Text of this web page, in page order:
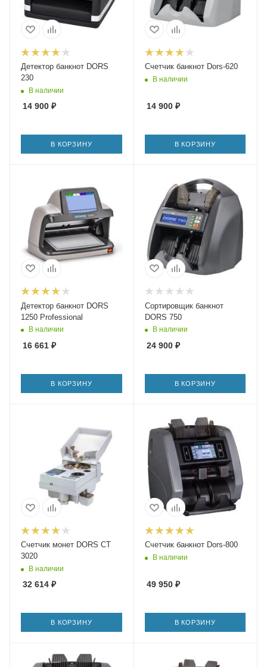
Детектор банкнот DORS
230
В наличии
14 900 ₽
В КОРЗИНУ
Счетчик банкнот Dors-620
В наличии
14 900₽
В КОРЗИНУ
Детектор банкнот DORS
1250 Professional
В наличии
16 661 ₽
В КОРЗИНУ
Сортировщик банкнот
DORS 750
В наличии
24 900₽
В КОРЗИНУ
Счетчик монет DORS CT
3020
В наличии
32 614 ₽
В КОРЗИНУ
Счетчик банкнот Dors-800
В наличии
49 950₽
В КОРЗИНУ